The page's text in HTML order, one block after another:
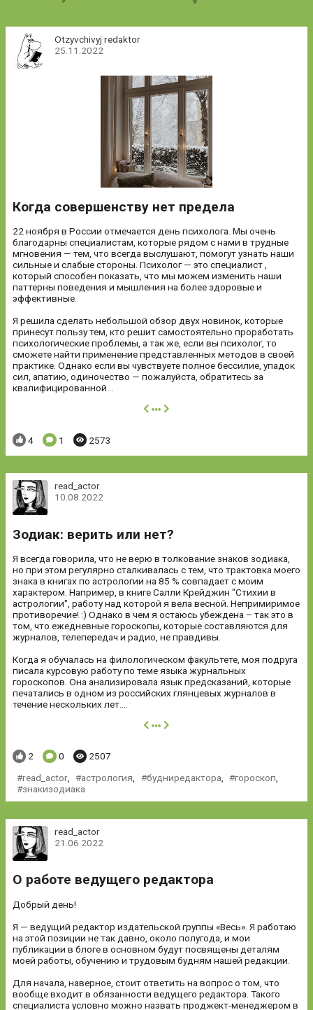
Otzyvchivyj redaktor
25.11.2022
Когда совершенству нет предела
22 ноября в России отмечается день психолога. Мы очень
благодарны специалистам, которые рядом с нами в трудные
мгновения — тем, что всегда выслушают, помогут узнать наши
сильные и слабые стороны. Психолог — это специалист ,
который способен показать, что мы можем изменить наши
паттерны поведения и мышления на более здоровые и
эффективные.
Я решила сделать небольшой обзор двух новинок, которые
принесут пользу тем, кто решит самостоятельно проработать
психологические проблемы, а так же, если вы психолог, то
сможете найти применение представленных методов в своей
практике. Однако если вы чувствуете полное бессилие, упадок
сил, апатию, одиночество — пожалуйста, обратитесь за
квалифицированной...
далее
Понравилось:
4 Комментариев:
1 Просмотров:
2573
read_actor
10.08.2022
Зодиак: верить или нет?
Я всегда говорила, что не верю в толкование знаков зодиака,
но при этом регулярно сталкивалась с тем, что трактовка моего
знака в книгах по астрологии на 85 % совпадает с моим
характером. Например, в книге Салли Крейджин "Стихии в
астрологии", работу над которой я вела весной. Непримиримое
противоречие! :) Однако в чем я остаюсь убеждена – так это в
том, что ежедневные гороскопы, которые составляются для
журналов, телепередач и радио, не правдивы.
Когда я обучалась на филологическом факультете, моя подруга
писала курсовую работу по теме языка журнальных
гороскопов. Она анализировала язык предсказаний, которые
печатались в одном из российских глянцевых журналов в
течение нескольких лет....
далее
Понравилось:
2 Комментариев:
0 Просмотров:
2507
read_actor, астрология будниредактора гороскоп
знакизодиака
read_actor
21.06.2022
О работе ведущего редактора
Добрый день!
Я — ведущий редактор издательской группы «Весь». Я работаю
на этой позиции не так давно, около полугода, и мои
публикации в блоге в основном будут посвящены деталям
моей работы, обучению и трудовым будням нашей редакции.
Для начала, наверное, стоит ответить на вопрос о том, что
вообще входит в обязанности ведущего редактора. Такого
специалиста условно можно назвать проджект-менеджером в